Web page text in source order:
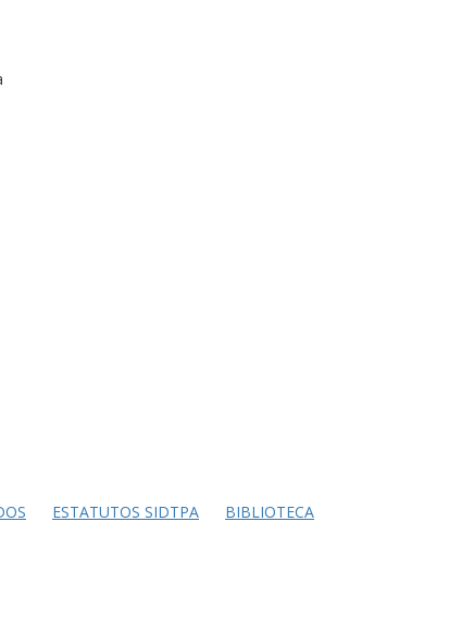
ESTATUTOS SIDTPA BIBLIOTECA